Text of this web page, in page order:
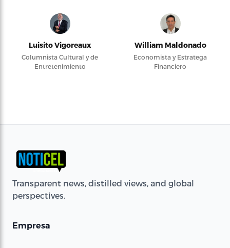
Luisito Vigoreaux
Columnista Cultural y de
Entretenimiento
William Maldonado
Economista y Estratega
Financiero
Transparent news, distilled views, and global
perspectives.
Empresa